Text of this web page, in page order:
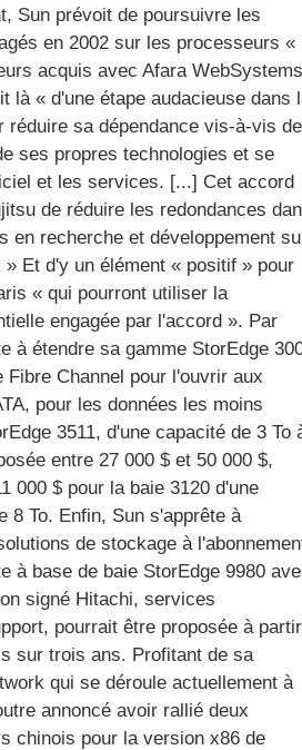
Sun prévoit de poursuivre les
en 2002 sur les processeurs «
acquis avec Afara
là « d'une étape audacieuse dans
réduire sa dépendance vis-à-vis de
ses propres technologies et se
et les services. [...] Cet accord
de réduire les redondances
en recherche et développement
Et d'y un élément « positif » pour
« qui pourront utiliser la
engagée par l'accord ». Par
à étendre sa gamme StorEdge
Fibre Channel pour l'ouvrir aux
pour les données les moins
3511, d'une capacité de 3 To
entre 27 000 $ et 50 000 $,
000 $ pour la baie 3120 d'une
8 To. Enfin, Sun s'apprête à
de stockage à
à base de baie StorEdge 9980
signé Hitachi, services
pourrait être proposée à partir
sur trois ans. Profitant de sa
qui se déroule actuellement à
annoncé avoir rallié deux
chinois pour la version x86 de